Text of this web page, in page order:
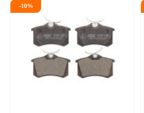
DS
FIAT
FORD
-10%